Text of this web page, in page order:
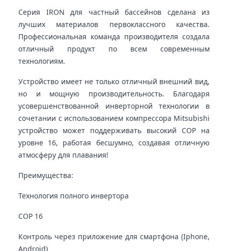
Серия IRON для частный бассейнов сделана из
лучших материалов первоклассного качества.
Профессиональная команда производителя создала
отличный продукт по всем современным
технологиям.
Устройство имеет не только отличный внешний вид,
но и мощную производительность. Благодаря
усовершенствованной инверторной технологии в
сочетании с использованием компрессора Mitsubishi
устройство может поддерживать высокий COP на
уровне 16, работая бесшумно, создавая отличную
атмосферу для плавания!
Преимущества:
Технология полного инвертора
COP 16
Контроль через приложение для смартфона (Iphone,
Android)